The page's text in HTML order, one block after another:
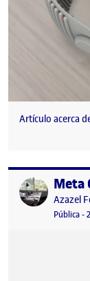
Artículo acerca
Publicado por
Meta
Azazel
Pública-